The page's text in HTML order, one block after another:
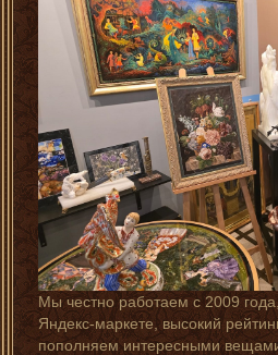
Мы честно работаем с 2009
Яндекс-маркете, высокий
пополняем интересными